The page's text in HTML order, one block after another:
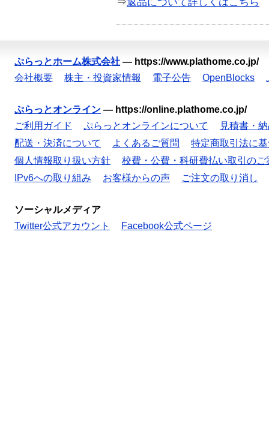
⇒返品について詳しくはこちら
ぷらっとホーム株式会社 — https://www.plathome.co.jp/
会社概要
株主・投資家情報 電子公告 OpenBlocks
ぷらっとオンライン — https://online.plathome.co.jp/
ご利用ガイド
ぷらっとオンラインについて
見積書・
配送・決済について
よくあるご質問
特定商取引法に
個人情報取り扱い方針
校費・公費・科研費払い取引のご
IPv6への取り組み
お客様からの声 ご注文の取り消し
ソーシャルメディア
Twitter公式アカウント
Facebook公式ページ